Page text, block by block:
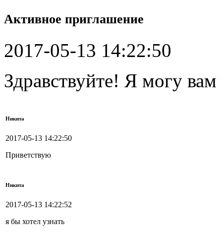
Активное приглашение
2017-05-13 14:22:50
Здравствуйте! Я могу
Никита
2017-05-13 14:22:50
Приветствую
Никита
2017-05-13 14:22:52
я бы хотел узнать